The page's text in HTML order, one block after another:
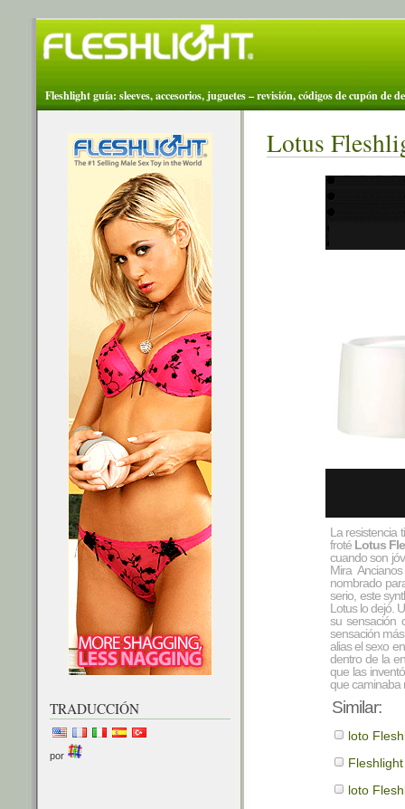
Fleshlight guía: sleeves, accesorios, juguetes – revisión, códigos de cupón de
Lotus
La resistencia
froté Lotus
cuando son
Mira
nombrado
serio, este
Lotus lo dejó.
su sensación
sensación
alias el sexo
dentro de la
que las
que caminaba
Similar:
loto
loto
TRADUCCIÓN
por